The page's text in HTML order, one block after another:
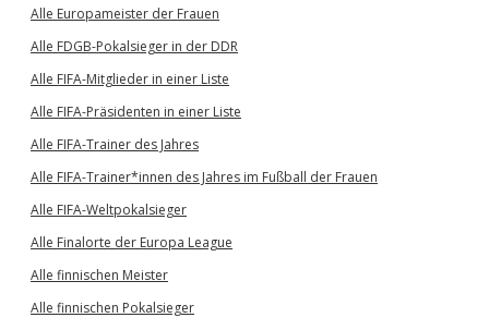
Alle Europameister der Frauen
Alle FDGB-Pokalsieger in der DDR
Alle FIFA-Mitglieder in einer Liste
Alle FIFA-Präsidenten in einer Liste
Alle FIFA-Trainer des Jahres
Alle FIFA-Trainer*innen des Jahres im Fußball der Frauen
Alle FIFA-Weltpokalsieger
Alle Finalorte der Europa League
Alle finnischen Meister
Alle finnischen Pokalsieger